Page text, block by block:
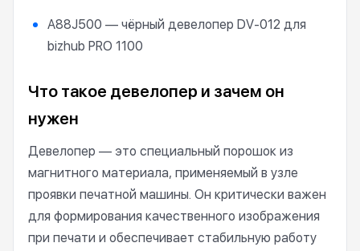
A88J500 — чёрный девелопер DV-012 для
bizhub PRO 1100
Что такое девелопер и зачем он
нужен
Девелопер — это специальный порошок из
магнитного материала, применяемый в узле
проявки печатной машины. Он критически важен
для формирования качественного изображения
при печати и обеспечивает стабильную работу